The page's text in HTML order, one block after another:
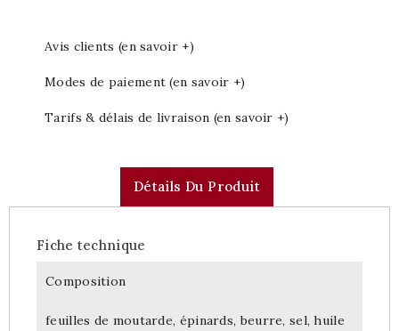
Avis clients (en savoir +)
Modes de paiement (en savoir +)
Tarifs & délais de livraison (en savoir +)
Détails Du Produit
Fiche technique
Composition
feuilles de moutarde, épinards, beurre, sel, huile